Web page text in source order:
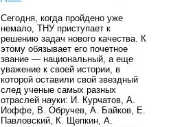
Сегодня, когда пройдено уже
немало, ТНУ приступает к
решению задач нового качества. К
этому обязывает его почетное
звание — национальный, а еще
уважение к своей истории, в
которой оставили свой звездный
след ученые самых разных
отраслей науки: И. Курчатов, А.
Иоффе, В. Обручев, А. Байков, Е.
Павловский, К. Щепкин, А.